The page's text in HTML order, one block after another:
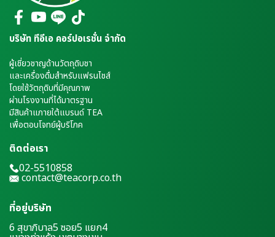
บริษัท ทีอีเอ คอร์ปอเรชั่น จำกัด
ผู้เชี่ยวชาญด้านวัตถุดิบชา
และเครื่องดื่มสำหรับแฟรนไชส์
โดยใช้วัตถุดิบที่มีคุณภาพ
ผ่านโรงงานที่ได้มาตรฐาน
มีสินค้าแภายใต้แบรนด์ TEA
เพื่อตอบโจทย์ผู้บริโภค
ติดต่อเรา
02-5510858
contact@teacorp.co.th
ที่อยู่บริษัท
6 สุขาภิบาล5 ซอย5 แยก4